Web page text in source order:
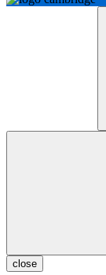
close